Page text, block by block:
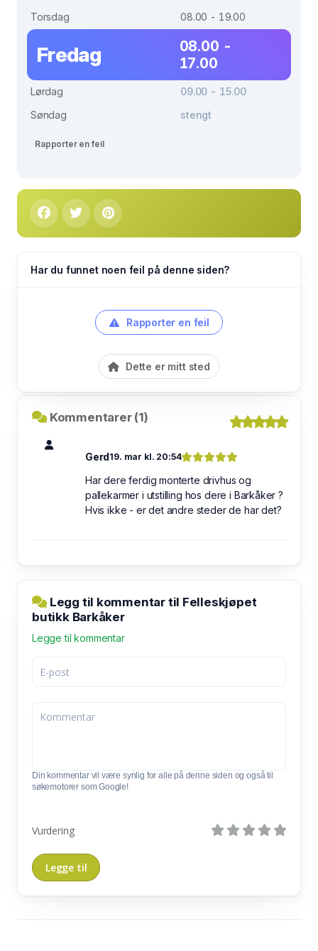
Torsdag
08.00 - 19.00
Fredag
08.00 -
17.00
Lørdag
09.00 - 15.00
Søndag
stengt
Rapporter en feil
Har du funnet noen feil på denne siden?
Rapporter en feil
Dette er mitt sted
Kommentarer (1)
Gerd19. mar kl. 20:54
Har dere ferdig monterte drivhus og
pallekarmer i utstilling hos dere i Barkåker ?
Hvis ikke - er det andre steder de har det?
Legg til kommentar til Felleskjøpet
butikk Barkåker
Legge til kommentar
Din kommentar vil være synlig for alle på denne siden og også til
søkemotorer som Google!
Vurdering